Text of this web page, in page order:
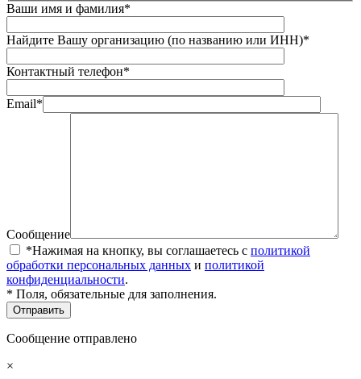
Ваши имя и фамилия*
Найдите Вашу организацию (по названию или ИНН)*
Контактный телефон*
Email*
Сообщение
*Нажимая на кнопку, вы соглашаетесь с политикой
обработки персональных данных и политикой
конфиденциальности.
* Поля, обязательные для заполнения.
Сообщение отправлено
×